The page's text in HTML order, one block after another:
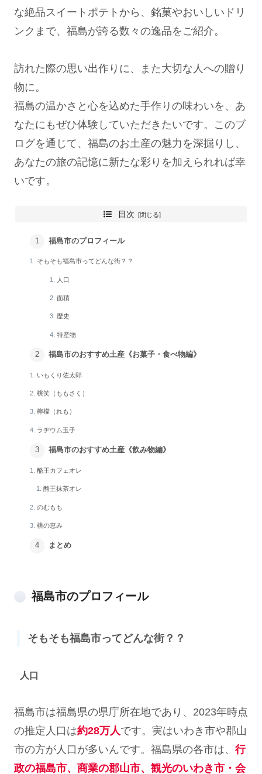
な絶品スイートポテトから、銘菓やおいしいドリ
ンクまで、福島が誇る数々の逸品をご紹介。
訪れた際の思い出作りに、また大切な人への贈り
物に。
福島の温かさと心を込めた手作りの味わいを、あ
なたにもぜひ体験していただきたいです。このブ
ログを通じて、福島のお土産の魅力を深掘りし、
あなたの旅の記憶に新たな彩りを加えられれば幸
いです。
目次
福島市のプロフィール
そもそも福島市ってどんな街？？
人口
面積
歴史
特産物
福島市のおすすめ土産《お菓子・食べ物編》
いもくり佐太郎
桃笑（ももさく）
檸檬（れも）
ラヂウム玉子
福島市のおすすめ土産《飲み物編》
酪王カフェオレ
酪王抹茶オレ
のむもも
桃の恵み
まとめ
福島市のプロフィール
そもそも福島市ってどんな街？？
人口
福島市は福島県の県庁所在地であり、2023年時点
の推定人口は約28万人です。実はいわき市や郡山
市の方が人口が多いんです。福島県の各市は、 行
政の福島市、商業の郡山市、観光のいわき市・会